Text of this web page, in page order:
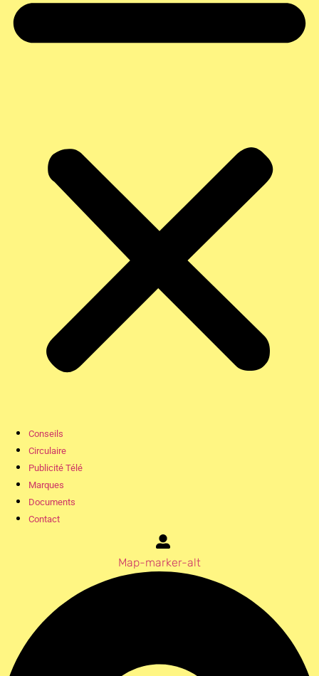
Conseils
Circulaire
Publicité Télé
Marques
Documents
Contact
Map-marker-alt